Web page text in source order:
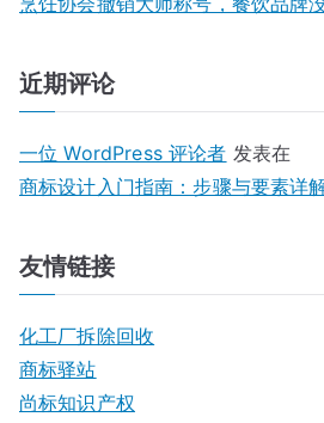
近期评论
一位 WordPress 评论者 发表在
商标设计入门指南：步骤与要素详
友情链接
化工厂拆除回收
商标驿站
尚标知识产权